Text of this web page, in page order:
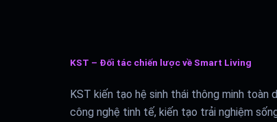
KST – Đối tác chiến lược về Smart Living
KST kiến tạo hệ sinh thái thông minh toàn
công nghệ tinh tế, kiến tạo trải nghiệm